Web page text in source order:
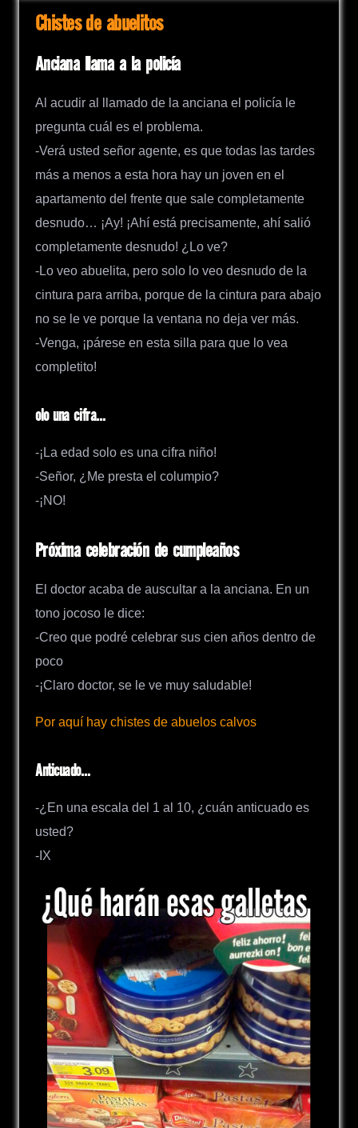
Chistes de abuelitos
Anciana llama a la policía
Al acudir al llamado de la anciana el policía le
pregunta cuál es el problema.
-Verá usted señor agente, es que todas las tardes
más a menos a esta hora hay un joven en el
apartamento del frente que sale completamente
desnudo… ¡Ay! ¡Ahí está precisamente, ahí salió
completamente desnudo! ¿Lo ve?
-Lo veo abuelita, pero solo lo veo desnudo de la
cintura para arriba, porque de la cintura para abajo
no se le ve porque la ventana no deja ver más.
-Venga, ¡párese en esta silla para que lo vea
completito!
olo una cifra…
-¡La edad solo es una cifra niño!
-Señor, ¿Me presta el columpio?
-¡NO!
Próxima celebración de cumpleaños
El doctor acaba de auscultar a la anciana. En un
tono jocoso le dice:
-Creo que podré celebrar sus cien años dentro de
poco
-¡Claro doctor, se le ve muy saludable!
Por aquí hay chistes de abuelos calvos
Anticuado…
-¿En una escala del 1 al 10, ¿cuán anticuado es
usted?
-IX